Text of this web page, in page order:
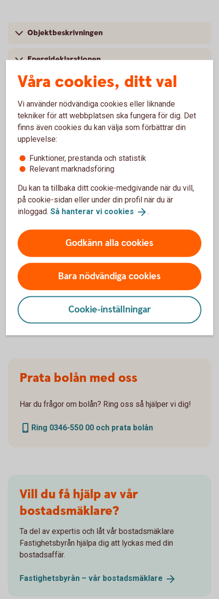
Objektbeskrivningen
Energideklarationen
Undersökningsplikt
Dolda fel
Att hålla koll på när du köper
bostadsrätt
Bostadsföreningens ekonomi
godkänna cookies för Funktioner, prestanda
och statistik.
Inställningar för cookies
Prata bolån med oss
Har du frågor om bolån? Ring oss så hjälper vi dig!
Ring 0346-550 00 och prata bolån
Vill du få hjälp av vår
bostadsmäklare?
Ta del av expertis och låt vår bostadsmäklare
Fastighetsbyrån hjälpa dig att lyckas med din
bostadsaffär.
Fastighetsbyrån – vår bostadsmäklare
Våra cookies, ditt val
Vi använder nödvändiga cookies eller liknande
tekniker för att webbplatsen ska fungera för dig. Det
finns även cookies du kan välja som förbättrar din
upplevelse:
Funktioner, prestanda och statistik
Relevant marknadsföring
Du kan ta tillbaka ditt cookie-medgivande när du vill,
på cookie-sidan eller under din profil när du är
inloggad. Så hanterar vi cookies .
Godkänn alla cookies
Bara nödvändiga cookies
Cookie-inställningar